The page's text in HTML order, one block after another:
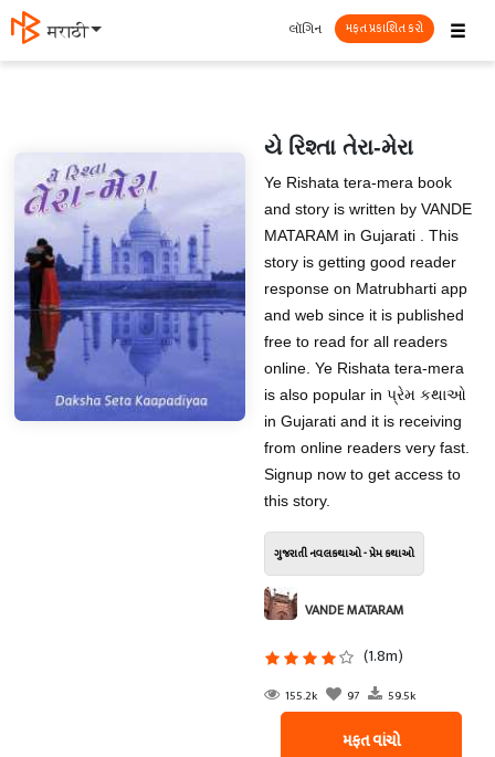
मराठी ☰
લૉગિન મફત પ્રકાશિત કરો
યે રિશ્તા તેરા-મેરા
Ye Rishata tera-mera book
and story is written by VANDE
MATARAM in Gujarati . This
story is getting good reader
response on Matrubharti app
and web since it is published
free to read for all readers
online. Ye Rishata tera-mera
is also popular in પ્રેમ કથાઓ
in Gujarati and it is receiving
from online readers very fast.
Signup now to get access to
this story.
ગુજરાતી નવલકથાઓ - પ્રેમ કથાઓ
VANDE MATARAM
(1.8m)
155.2k 97 59.5k
મફત વાંચો